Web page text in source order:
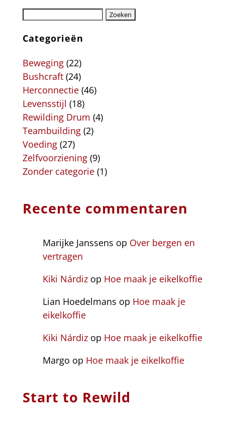
Categorieën
Beweging(22)
Bushcraft(24)
Herconnectie(46)
Levensstijl (18)
Rewilding Drum (4)
Teambuilding(2)
Voeding(27)
Zelfvoorziening(9)
Zonder categorie(1)
Recente commentaren
Marijke Janssens op Over bergen en
vertragen
Kiki Nárdizop Hoe maak je eikelkoffie
Lian Hoedelmans op Hoe maak je
eikelkoffie
Kiki Nárdizop Hoe maak je eikelkoffie
Margo op Hoe maak je eikelkoffie
Start to Rewild